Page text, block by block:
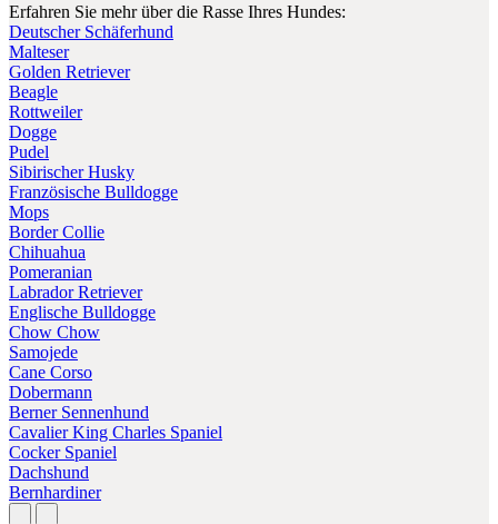
Erfahren Sie mehr über die Rasse Ihres Hundes:
Deutscher Schäferhund
Malteser
Golden Retriever
Beagle
Rottweiler
Dogge
Pudel
Sibirischer Husky
Französische Bulldogge
Mops
Border Collie
Chihuahua
Pomeranian
Labrador Retriever
Englische Bulldogge
Chow Chow
Samojede
Cane Corso
Dobermann
Berner Sennenhund
Cavalier King Charles Spaniel
Cocker Spaniel
Dachshund
Bernhardiner